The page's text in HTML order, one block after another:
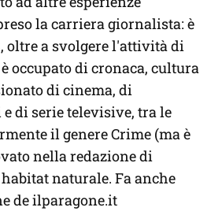
la carriera giornalista: è
oltre a svolgere l'attività di
occupato di cronaca, cultura
di cinema, di
di serie televisive, tra le
il genere Crime (ma è
nella redazione di
naturale. Fa anche
de ilparagone.it